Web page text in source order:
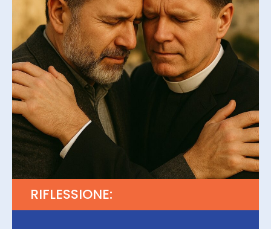
RIFLESSIONE: